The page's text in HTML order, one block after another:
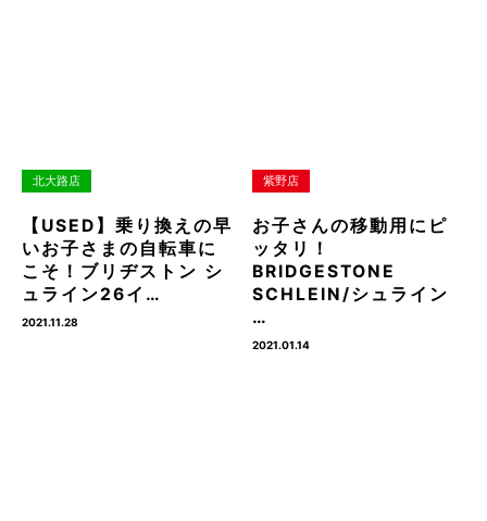
北大路店
【USED】乗り換えの早
いお子さまの自転車に
こそ！ブリヂストン シ
ュライン26イ…
2021.11.28
紫野店
お子さんの移動用にピ
ッタリ！
BRIDGESTONE
SCHLEIN/シュライン
…
2021.01.14